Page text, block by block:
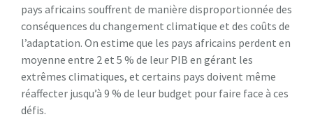
pays africains souffrent de manière disproportionnée des
conséquences du changement climatique et des coûts de
l’adaptation. On estime que les pays africains perdent en
moyenne entre 2 et 5 % de leur PIB en gérant les
extrêmes climatiques, et certains pays doivent même
réaffecter jusqu’à 9 % de leur budget pour faire face à ces
défis.